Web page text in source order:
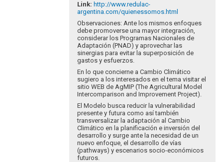
Link: http://www.redulac-
argentina.com/quienessomos.html
Observaciones: Ante los mismos enfoques
debe promoverse una mayor integración,
considerar los Programas Nacionales de
Adaptación (PNAD) y aprovechar las
sinergias para evitar la superposición de
gastos y esfuerzos.
En lo que concierne a Cambio Climático
sugiero a los interesados en el tema visitar el
sitio WEB de AgMIP (The Agricultural Model
Intercomparison and Improvement Project).
El Modelo busca reducir la vulnerabilidad
presente y futura como así también
transversalizar la adaptación al Cambio
Climático en la planificación e inversión del
desarrollo y surge ante la necesidad de un
nuevo enfoque, el desarrollo de vías
(pathways) y escenarios socio-económicos
futuros.